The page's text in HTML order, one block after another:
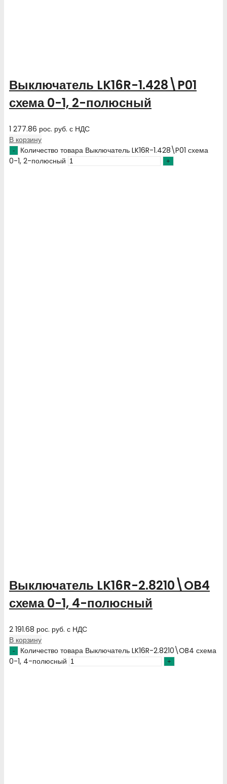
Выключатель LK16R-1.428\P01
схема 0-1, 2-полюсный
1 277.86 рос. руб. с НДС
В корзину
Количество товара Выключатель LK16R-1.428\P01 схема
0-1, 2-полюсный
Выключатель LK16R-2.8210\OB4
схема 0-1, 4-полюсный
2 191.68 рос. руб. с НДС
В корзину
Количество товара Выключатель LK16R-2.8210\OB4 схема
0-1, 4-полюсный